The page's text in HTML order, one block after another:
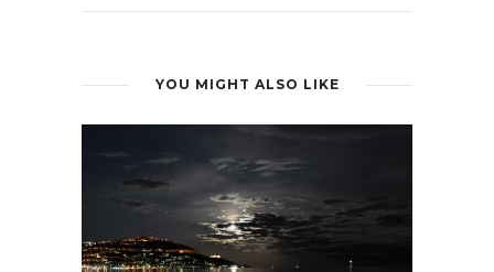
YOU MIGHT ALSO LIKE